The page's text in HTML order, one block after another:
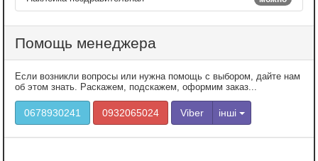
Помощь менеджера
Если возникли вопросы или нужна помощь с выбором, дайте нам
об этом знать. Раскажем, подскажем, оформим заказ...
0678930241 0932065024 Viber інші